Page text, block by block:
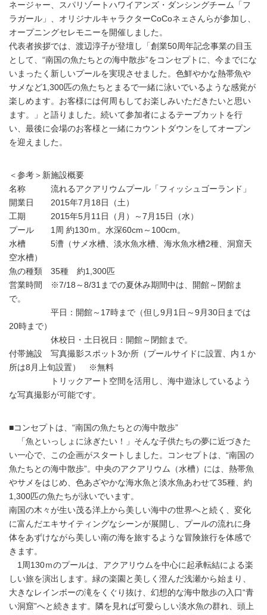
ネージャー、スパリゾートハワイアンズ・ダンシングチーム「フ
ラガール」、オリジナルキャラクターCoCoネェさんらが参加し、
オープニングセレモニーを開催しました。
代表者挨拶では、渡辺淳子が登壇し「創業50周年記念事業の目玉
として、“南国の魚たちとの海中散歩”をコンセプトに、今までにな
いまったく新しいプールを実現させました。色鮮やかな熱帯魚や
サメなど1,300匹の魚たちとまるで一緒に泳いでいるような感覚が
楽しめます。お客様には何周もしてお楽しみいただきたいと思い
ます。」と語りました。続いて参加者によるテープカットを行
い、最後に会場のお客様と一緒にカウントダウンをしてオープン
を迎えました。
＜参考＞新施設概要
名称 流れるアクアリウムプール「フィッシュゴーランド」
開業日 2015年7月18日（土）
工期 2015年5月11日（月）～7月15日（水）
プール 1周 約130ｍ。水深60cm～100cm。
水槽 5漕（サメ水槽、淡水魚水槽、海水魚水槽2種、洞窟天
空水槽）
魚の種類 35種 約1,300匹
営業時間 ※7/18～8/31までの夏休み期間中は、開館～閉館ま
で。
平日：開館～17時まで（但し9月1日～9月30日までは
20時まで）
休校日・土日祝日：開館～閉館まで。
付帯施設 写真撮影スポット3か所（プールサイドに設置、内１か
所は8月上旬設置） ※無料
トリックアート空間を活用し、海中遊泳しているよう
な写真撮影が可能です。
■コンセプトは、“南国の魚たちとの海中散歩”
「魚といっしょに泳ぎたい！」そんな子供たちの夢に近づきた
い一心で、この企画がスタートしました。コンセプトは、“南国の
魚たちとの海中散歩”。中央のアクアリウム（水槽）には、熱帯魚
やサメをはじめ、色あざやかな海水魚と淡水魚あわせて35種、約
1,300匹の魚たちが泳いでいます。
南国の木々が生い茂る洋上から美しい海中の世界へと続く、変化
に富んだエキサイティングなシーンが展開し、プールの流れに身
体をあずけながら美しい南の海を旅するような冒険旅行を体感で
きます。
1周130ｍのプールは、アクアリウムを中心に起承転結による楽
しい旅を演出します。緑の楽園と美しく澄んだ浅瀬から始まり、
大きなレインボーの滝をくぐり抜け、幻想的な海中散歩の入口“青
い洞窟”へと続きます。隣を見れば可愛らしい淡水魚の群れ、頭上